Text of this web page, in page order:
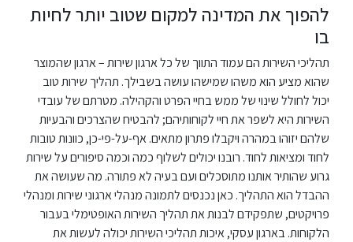
בוגרים
סגל
שכר
לימוד
מחקר
והוראה
להפוך את המדינה למקום שטוב יותר לחיות
בו
תהליכי השירות הם עמוד התווך של כל ארגון שירות – ארגון שהמוצר
שהוא מציע הוא משהו שמישהו עושה בשבילך. תהליך שירות טוב
יכול לחולל שינוי של ממש בחיי הפרט והקהילה. מטרתם של עובדי
השירות היא לשפר את חיי לקוחותיהם; להבטיח שהצרכים והבעיות
שלהם יזוהו במהרה ויקבלו פתרון מתאים. אף-על-פי-כן, כוונות טובות
לחוד ומציאות לחוד. רובנו יכולים לשלוף כמה וכמה סיפורים על שירות
גרוע שהותיר אותנו מתוסכלים ועם בעיה לא פתורה. מה שעושה את
ההבדל הוא התהליך. כאן נכנסים לתמונה מנהלי ארגוני שירות ומנהלי
פרויקטים, שתפקידם לבנות את תהליך השירות האופטימלי בעבור
הלקוחות. בארגון עסקי, איכות תהליכי השירות יכולה לעשות את